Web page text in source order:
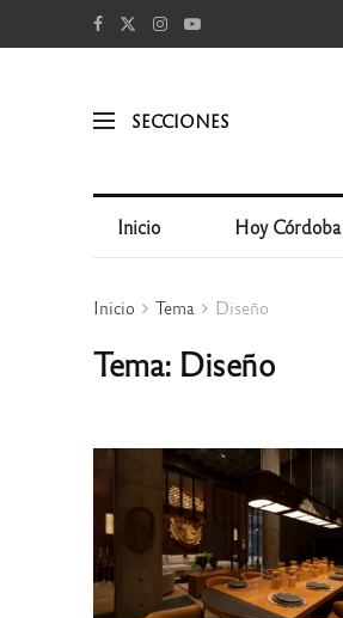
SECCIONES
Inicio Hoy Córdoba
Inicio Tema Diseño
Tema: Diseño